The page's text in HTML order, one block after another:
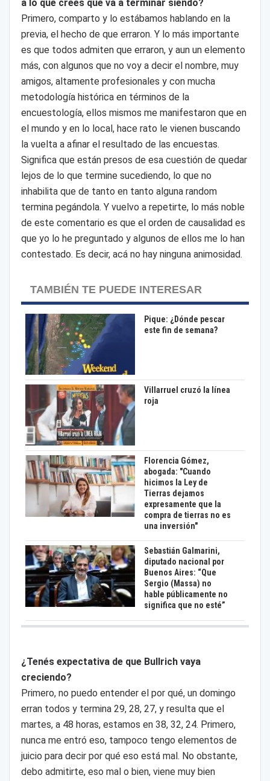
a lo que crees que va a terminar siendo?
Primero, comparto y lo estábamos hablando en la
previa, el hecho de que erraron. Y lo más importante
es que todos admiten que erraron, y aun un elemento
más, con algunos que no voy a decir el nombre, muy
amigos, altamente profesionales y con mucha
metodología histórica en términos de la
encuestología, ellos mismos me manifestaron que en
el mundo y en lo local, hace rato le vienen buscando
la vuelta a afinar el resultado de las encuestas.
Significa que están presos de esa cuestión de quedar
lejos de lo que termine sucediendo, lo que no
inhabilita que de tanto en tanto alguna random
termina pegándola. Y vuelvo a repetirte, lo más noble
de este comentario es que el orden de causalidad es
que yo lo he preguntado y algunos de ellos me lo han
contestado. Es decir, acá no hay ninguna animosidad.
TAMBIÉN TE PUEDE INTERESAR
Pique: ¿Dónde pescar
este fin de semana?
Villarruel cruzó la línea
roja
Florencia Gómez,
abogada: "Cuando
hicimos la Ley de
Tierras dejamos
expresamente que la
compra de tierras no es
una inversión"
Sebastián Galmarini,
diputado nacional por
Buenos Aires: “Que
Sergio (Massa) no
hable públicamente no
significa que no esté”
¿Tenés expectativa de que Bullrich vaya
creciendo?
Primero, no puedo entender el por qué, un domingo
erran todos y termina 29, 28, 27, y resulta que el
martes, a 48 horas, estamos en 38, 32, 24. Primero,
nunca me entró eso, tampoco tengo elementos de
juicio para decir por qué eso está mal. No obstante,
debo admitirte, eso mal o bien, viene muy bien